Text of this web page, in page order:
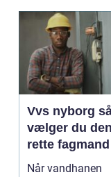
Vvs nyborg sådan
vælger du den
rette fagmand
opgaven
Når vandhanen